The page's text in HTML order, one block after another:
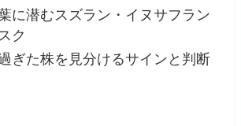
に潜むスズラン・イヌサフラン
ク
ぎた株を見分けるサインと判断